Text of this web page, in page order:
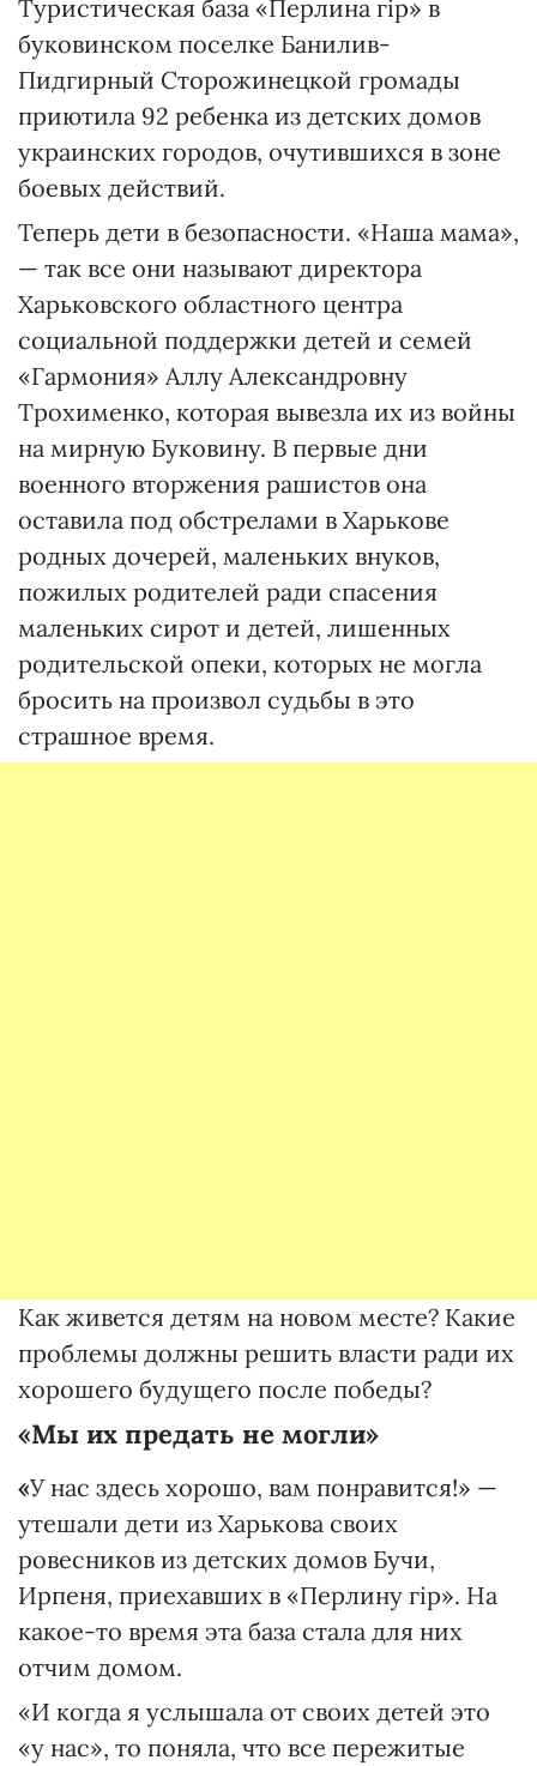
Туристическая база «Перлина гір» в
буковинском поселке Банилив-
Пидгирный Сторожинецкой громады
приютила 92 ребенка из детских домов
украинских городов, очутившихся в зоне
боевых действий.
Теперь дети в безопасности. «Наша мама»,
— так все они называют директора
Харьковского областного центра
социальной поддержки детей и семей
«Гармония» Аллу Александровну
Трохименко, которая вывезла их из войны
на мирную Буковину. В первые дни
военного вторжения рашистов она
оставила под обстрелами в Харькове
родных дочерей, маленьких внуков,
пожилых родителей ради спасения
маленьких сирот и детей, лишенных
родительской опеки, которых не могла
бросить на произвол судьбы в это
страшное время.
Как живется детям на новом месте? Какие
проблемы должны решить власти ради их
хорошего будущего после победы?
«Мы их предать не могли»
«У нас здесь хорошо, вам понравится!» —
утешали дети из Харькова своих
ровесников из детских домов Бучи,
Ирпеня, приехавших в «Перлину гір». На
какое-то время эта база стала для них
отчим домом.
«И когда я услышала от своих детей это
«у нас», то поняла, что все пережитые